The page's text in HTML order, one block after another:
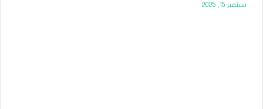
سبتمبر 15, 2025